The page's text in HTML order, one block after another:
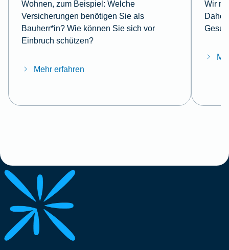
Wohnen, zum Beispiel: Welche
Versicherungen benötigen Sie als
Bauherr*in? Wie können Sie sich vor
Einbruch schützen?
Mehr erfahren
Wir
Daher